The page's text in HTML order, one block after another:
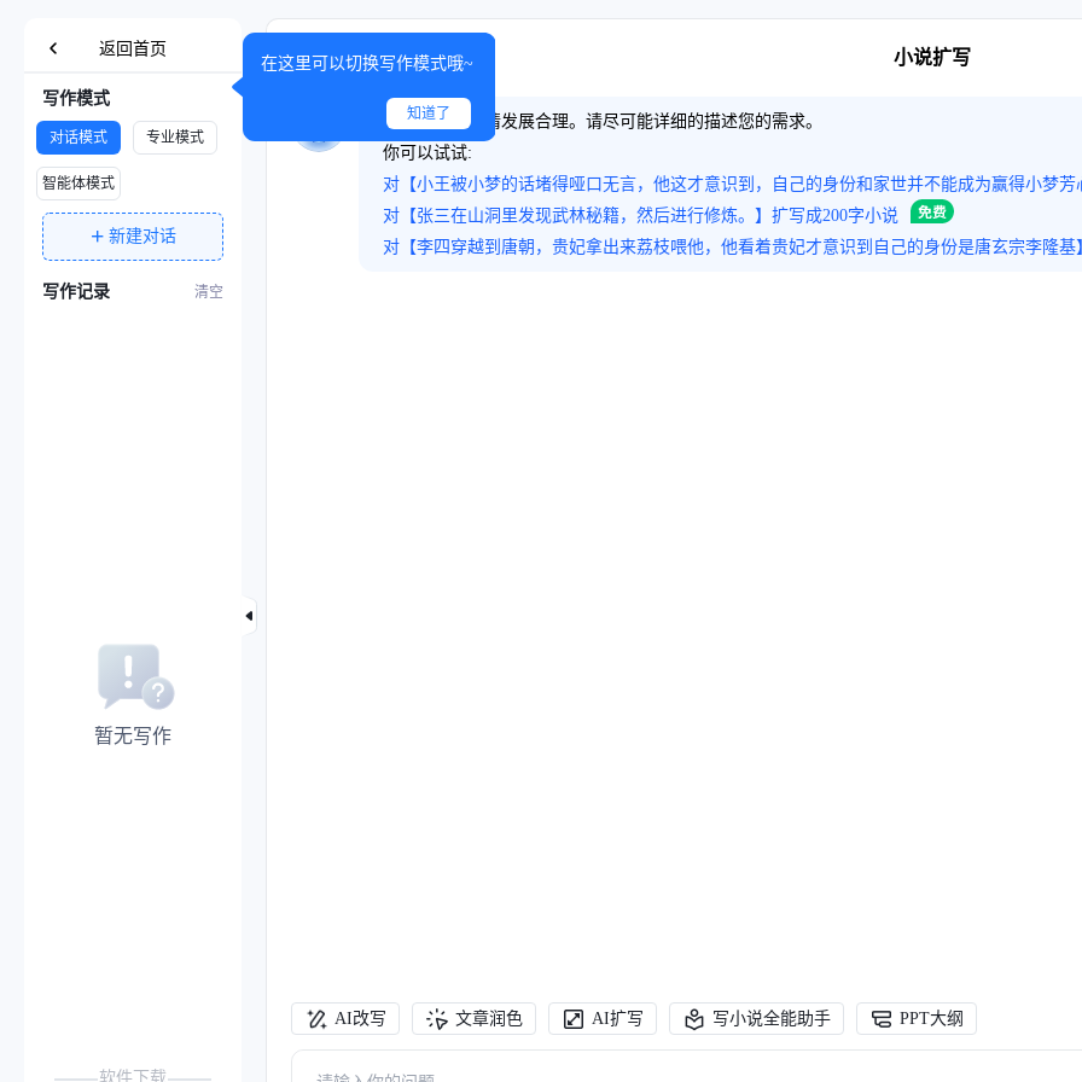
返回首页
写作模式
对话模式 专业模式
智能体模式
在这里可以切换写作模式哦~
知道了
+ 新建对话
写作记录 清空
暂无写作
软件下载
小说扩写
发挥想象，剧情发展合理。请尽可能详细的描述您的需求。
你可以试试:
对【小王被小梦的话堵得哑口无言，他这才意识到，自己的身份和家世并不能成为赢得小梦
对【张三在山洞里发现武林秘籍，然后进行修炼。】扩写成200字小说
对【李四穿越到唐朝，贵妃拿出来荔枝喂他，他看着贵妃才意识到自己的身份是唐玄宗李隆基
AI改写 文章润色 AI扩写 写小说全能助手 PPT大纲